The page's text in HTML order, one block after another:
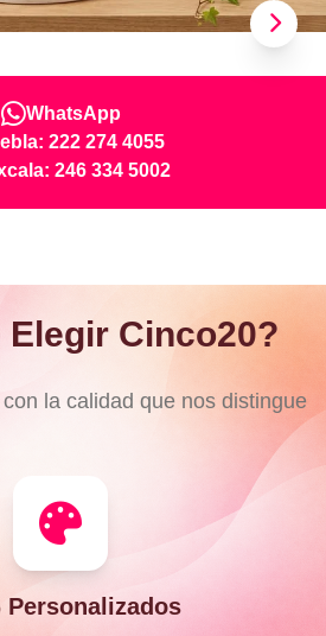
WhatsApp
222 274 4055
246 334 5002
Elegir Cinco20?
la calidad que nos distingue
Personalizados